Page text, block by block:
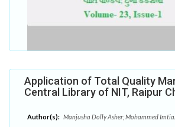
Application of Total Quality
Central Library of NIT, Raipur
Author(s): Manjusha Dolly Asher; Mohammed